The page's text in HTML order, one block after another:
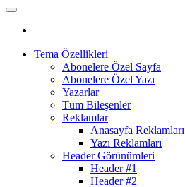
Tema Özellikleri
Abonelere Özel Sayfa
Abonelere Özel Yazı
Yazarlar
Tüm Bileşenler
Reklamlar
Anasayfa Reklamları
Yazı Reklamları
Header Görünümleri
Header #1
Header #2